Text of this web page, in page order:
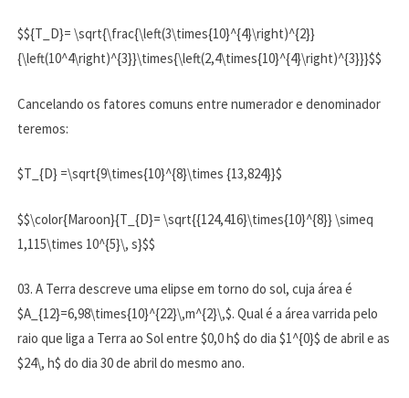
$${T_D}= \sqrt{\frac{\left(3\times{10}^{4}\right)^{2}}
{\left(10^4\right)^{3}}\times{\left(2,4\times{10}^{4}\right)^{3}}}$$
Cancelando os fatores comuns entre numerador e denominador
teremos:
$T_{D} =\sqrt{9\times{10}^{8}\times {13,824}}$
$$\color{Maroon}{T_{D}= \sqrt{{124,416}\times{10}^{8}} \simeq
1,115\times 10^{5}\, s}$$
03. A Terra descreve uma elipse em torno do sol, cuja área é
$A_{12}=6,98\times{10}^{22}\,m^{2}\,$. Qual é a área varrida pelo
raio que liga a Terra ao Sol entre $0,0 h$ do dia $1^{0}$ de abril e as
$24\, h$ do dia 30 de abril do mesmo ano.